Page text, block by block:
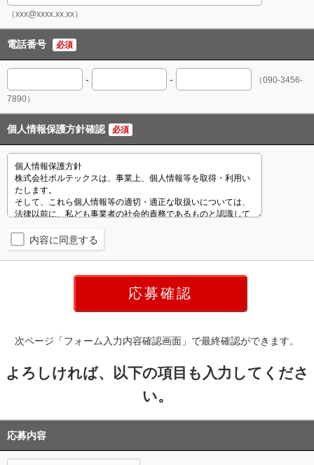
（xxx@xxxx.xx.xx）
電話番号 必須
- -
（090-3456-
7890）
個人情報保護方針確認 必須
内容に同意する
次ページ「フォーム入力内容確認画面」で最終確認ができます。
よろしければ、以下の項目も入力してくださ
い。
応募内容